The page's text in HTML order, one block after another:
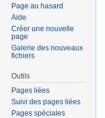
Page au hasard
Aide
Créer une nouvelle
page
Galerie des nouveaux
fichiers
Outils
Pages liées
Suivi des pages liées
Pages spéciales